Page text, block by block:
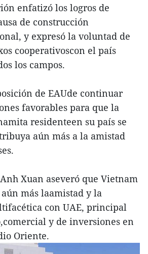
enfatizó los logros de
de construcción
y expresó la voluntad de
cooperativoscon el país
los campos.
de EAUde continuar
favorables para que la
residenteen su país se
aún más a la amistad
Xuan aseveró que Vietnam
más laamistad y la
con UAE, principal
y de inversiones en
Oriente.